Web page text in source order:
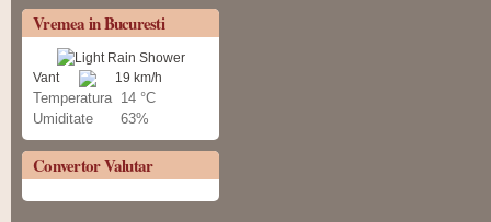
Vremea in Bucuresti
Vant 19 km/h
Temperatura 14 °C
Umiditate
63%
Convertor Valutar